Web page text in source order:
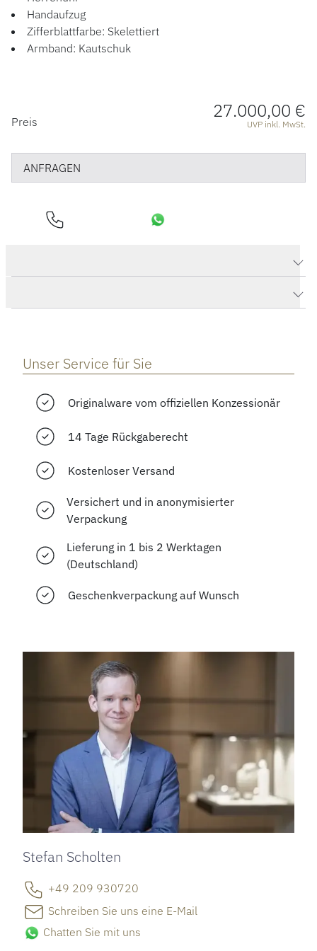
ACCESSOIRES
ÜBER UNS
Handaufzug
Zifferblattfarbe: Skelettiert
Armband: Kautschuk
PREISINFORMATIONEN
Preis 27.000,00 €
UVP inkl. MwSt.
ANFRAGEN
Stefan Scholten
+49 209 930720
Schreiben Sie uns eine E-Mail
Chatten Sie mit uns
Unser Service für Sie
Originalware vom offiziellen Konzessionär
14 Tage Rückgaberecht
Kostenloser Versand
Versichert und in anonymisierter
Verpackung
Lieferung in 1 bis 2 Werktagen
(Deutschland)
Geschenkverpackung auf Wunsch